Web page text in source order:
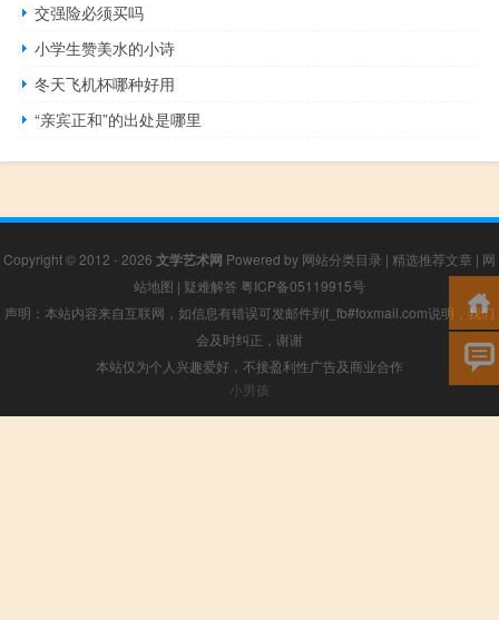
交强险必须买吗
小学生赞美水的小诗
冬天飞机杯哪种好用
“亲宾正和”的出处是哪里
Copyright © 2012 - 2026 文学艺术网 Powered by 网站分类目录 | 精选推荐文章 | 网
站地图 | 疑难解答 粤ICP备05119915号
声明：本站内容来自互联网，如信息有错误可发邮件到f_fb#foxmail.com说明，我们
会及时纠正，谢谢
本站仅为个人兴趣爱好，不接盈利性广告及商业合作
小男孩